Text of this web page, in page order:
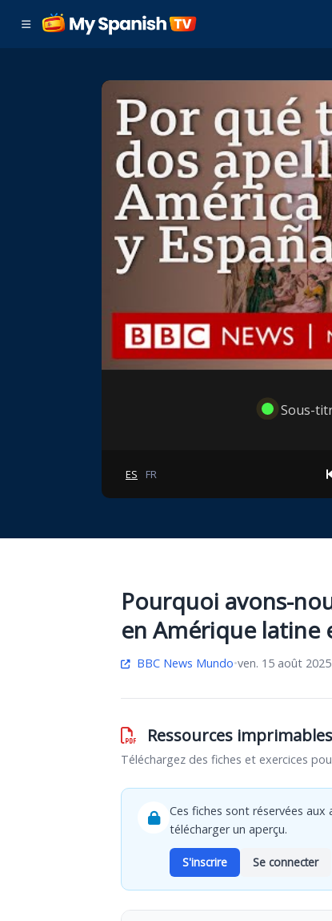
Sous-
ES FR
Pourquoi avons-
en Amérique latine
BBC News Mundo•ven. 15 août 2025
Ressources imprimables
Téléchargez des fiches et exercices
Ces fiches sont réservées
télécharger un aperçu.
S'inscrire Se connecter